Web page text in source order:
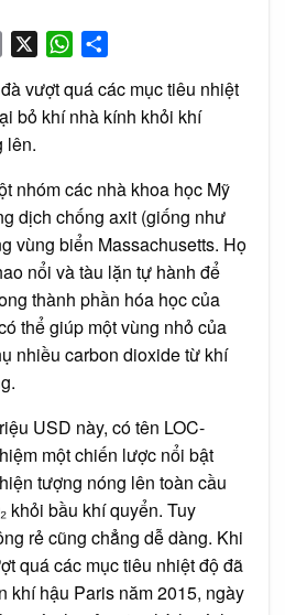
bầu
khí
để
làm
mát
Trái
Copy
WhatsApp
vượt quá các mục tiêu nhiệt
bỏ khí nhà kính khỏi khí
lên.
nhóm các nhà khoa học Mỹ
dịch chống axit (giống như
vùng biển Massachusetts. Họ
nổi và tàu lặn tự hành để
thành phần hóa học của
thể giúp một vùng nhỏ của
nhiều carbon dioxide từ khí
USD này, có tên LOC-
một chiến lược nổi bật
tượng nóng lên toàn cầu
khỏi bầu khí quyển. Tuy
rẻ cũng chẳng dễ dàng. Khi
quá các mục tiêu nhiệt độ đã
khí hậu Paris năm 2015, ngày